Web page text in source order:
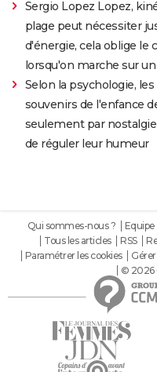
Sergio Lopez Lopez,
plage peut nécessiter
d'énergie, cela oblige le
lorsqu'on marche sur
Selon la psychologie,
souvenirs de l'enfance
seulement par
de réguler leur humeur
Qui sommes-nous ? Equipe
Tous les articles
RSS
Paramétrer les cookies
© 2026